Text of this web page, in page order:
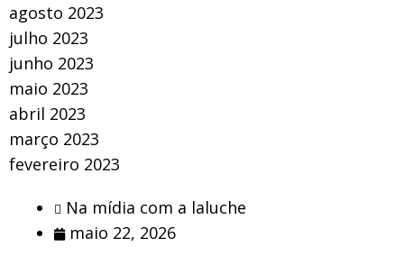
agosto 2023
julho 2023
junho 2023
maio 2023
abril 2023
março 2023
fevereiro 2023
Na mídia com a laluche
maio 22, 2026